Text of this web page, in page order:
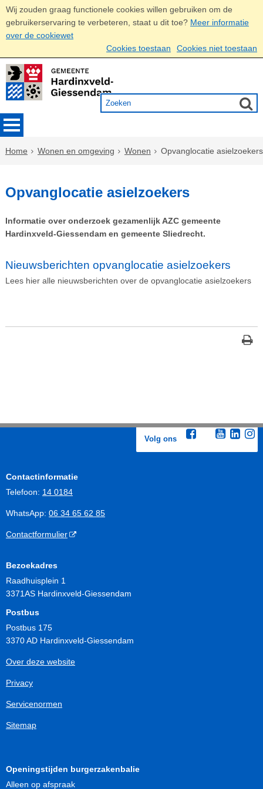
Wij zouden graag functionele cookies willen gebruiken om de
gebruikerservaring te verbeteren, staat u dit toe? Meer informatie
over de cookiewet
Cookies toestaan
Cookies niet toestaan
Home Wonen en omgeving Wonen Opvanglocatie asielzoekers
Opvanglocatie asielzoekers
Informatie over onderzoek gezamenlijk AZC gemeente
Hardinxveld-Giessendam en gemeente Sliedrecht.
Nieuwsberichten opvanglocatie asielzoekers
Lees hier alle nieuwsberichten over de opvanglocatie asielzoekers
Volg ons
Contactinformatie
Telefoon: 14 0184
WhatsApp: 06 34 65 62 85
Contactformulier
Bezoekadres
Raadhuisplein 1
3371AS Hardinxveld-Giessendam
Postbus
Postbus 175
3370 AD Hardinxveld-Giessendam
Over deze website
Privacy
Servicenormen
Sitemap
Openingstijden burgerzakenbalie
Alleen op afspraak